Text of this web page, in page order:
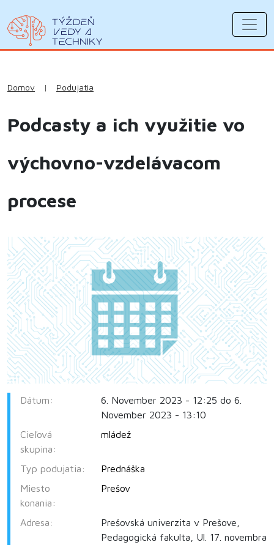
Domov | Podujatia
Podcasty a ich využitie vo
výchovno-vzdelávacom
procese
Dátum:
6. November 2023 - 12:25 do 6.
November 2023 - 13:10
Cieľová
skupina:
mládež
Typ podujatia:
Prednáška
Miesto
konania:
Prešov
Adresa:
Prešovská univerzita v Prešove,
Pedagogická fakulta, Ul. 17. novembra